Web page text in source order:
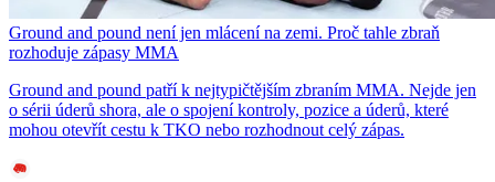
Ground and pound není jen mlácení na zemi. Proč tahle zbraň
rozhoduje zápasy MMA
Ground and pound patří k nejtypičtějším zbraním MMA. Nejde jen
o sérii úderů shora, ale o spojení kontroly, pozice a úderů, které
mohou otevřít cestu k TKO nebo rozhodnout celý zápas.